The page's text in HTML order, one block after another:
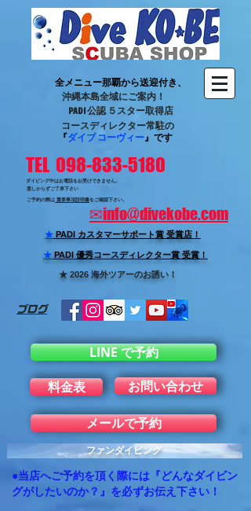
全メニュー那覇から送迎付き、
沖縄本島全域にご案内！
PADI 公認 ５スター取得店
コースディレクター常駐の
『ダイブ コーヴィー』です
TEL 098-833-5180
ダイビング中はお電話をお受けできません。
悪しからずご了承下さい
ご予約の際は 重要事項説明書をご確認下さい。
✉info@divekobe.com
★ PADI カスタマーサポート賞 受賞店！
★ PADI 優秀コースディレクター賞 受賞！
★ 2026 海外ツアーのお誘い！
ブログ
LINE で予約
料金表
お問い合わせ
メールで予約
ファンダイビング
●当店へご予約を頂く際には『どんなダイビン
グがしたいのか？』を必ずお伝え下さい！